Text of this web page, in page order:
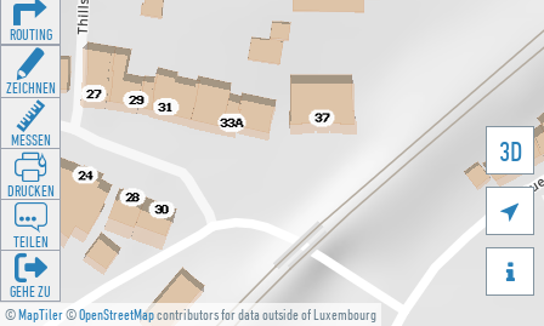
©MapTiler©OpenStreetMapcontributors for data outside of Luxembourg
3D


ROUTING
ZEICHNEN
MESSEN
DRUCKEN
TEILEN
GEHE ZU